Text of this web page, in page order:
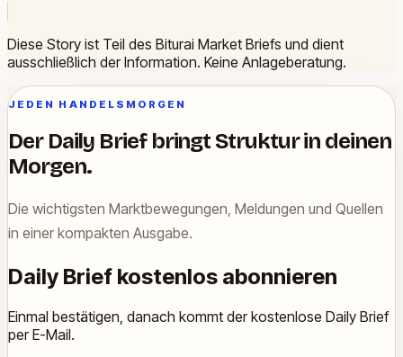
Diese Story ist Teil des Biturai Market Briefs und dient
ausschließlich der Information. Keine Anlageberatung.
JEDEN HANDELSMORGEN
Der Daily Brief bringt Struktur in deinen
Morgen.
Die wichtigsten Marktbewegungen, Meldungen und Quellen
in einer kompakten Ausgabe.
Daily Brief kostenlos abonnieren
Einmal bestätigen, danach kommt der kostenlose Daily Brief
per E-Mail.